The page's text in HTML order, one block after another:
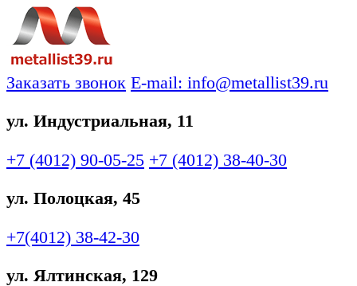
Заказать звонок E-mail: info@metallist39.ru
ул. Индустриальная, 11
+7 (4012) 90-05-25 +7 (4012) 38-40-30
ул. Полоцкая, 45
+7(4012) 38-42-30
ул. Ялтинская, 129